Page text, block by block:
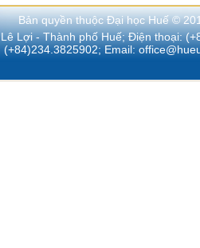
Bản quyền thuộc Đại học Huế ©
Lợi - Thành phố Huế; Điện thoại:
(+84)234.3825902; Email: